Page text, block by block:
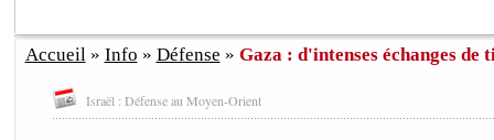
Accueil» Info » Défense » Gaza : d'intenses échanges de
Israël : Défense au Moyen-Orient